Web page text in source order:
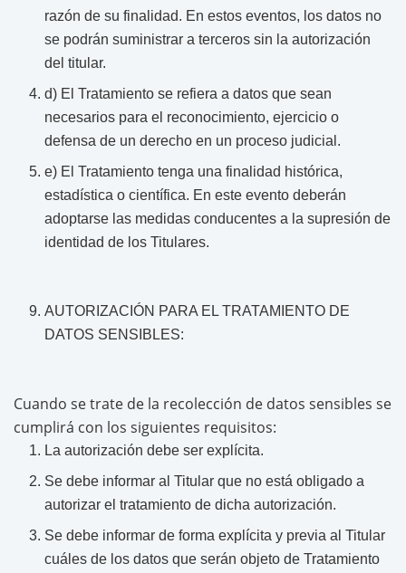
razón de su finalidad. En estos eventos, los datos no
se podrán suministrar a terceros sin la autorización
del titular.
d) El Tratamiento se refiera a datos que sean
necesarios para el reconocimiento, ejercicio o
defensa de un derecho en un proceso judicial.
e) El Tratamiento tenga una finalidad histórica,
estadística o científica. En este evento deberán
adoptarse las medidas conducentes a la supresión de
identidad de los Titulares.
AUTORIZACIÓN PARA EL TRATAMIENTO DE
DATOS SENSIBLES:
Cuando se trate de la recolección de datos sensibles se
cumplirá con los siguientes requisitos:
La autorización debe ser explícita.
Se debe informar al Titular que no está obligado a
autorizar el tratamiento de dicha autorización.
Se debe informar de forma explícita y previa al Titular
cuáles de los datos que serán objeto de Tratamiento